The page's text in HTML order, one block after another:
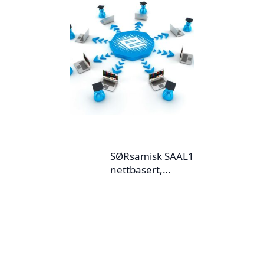
SØRsamisk SAAL1
nettbasert,
oppstart